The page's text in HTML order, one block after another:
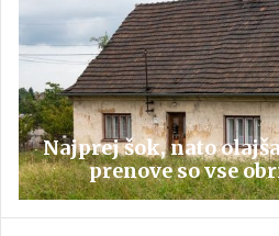
Najprej šok, nato
prenove so vse